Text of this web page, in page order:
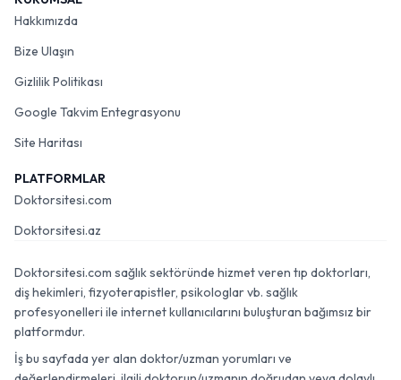
Hakkımızda
Bize Ulaşın
Gizlilik Politikası
Google Takvim Entegrasyonu
Site Haritası
PLATFORMLAR
Doktorsitesi.com
Doktorsitesi.az
Doktorsitesi.com sağlık sektöründe hizmet veren tıp doktorları,
diş hekimleri, fizyoterapistler, psikologlar vb. sağlık
profesyonelleri ile internet kullanıcılarını buluşturan bağımsız bir
platformdur.
İş bu sayfada yer alan doktor/uzman yorumları ve